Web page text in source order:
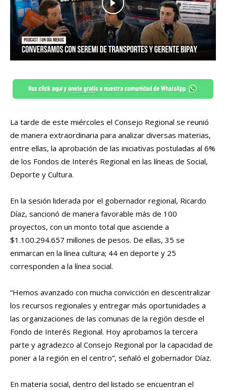
La tarde de este miércoles el Consejo Regional se reunió
de manera extraordinaria para analizar diversas materias,
entre ellas, la aprobación de las iniciativas postuladas al 6%
de los Fondos de Interés Regional en las líneas de Social,
Deporte y Cultura.
En la sesión liderada por el gobernador regional, Ricardo
Díaz, sancionó de manera favorable más de 100
proyectos, con un monto total que asciende a
$1.100.294.657 millones de pesos. De ellas, 35 se
enmarcan en la línea cultura; 44 en deporte y 25
corresponden a la línea social.
“Hemos avanzado con mucha convicción en descentralizar
los recursos regionales y entregar más oportunidades a
las organizaciones de las comunas de la región desde el
Fondo de Interés Regional. Hoy aprobamos la tercera
parte y agradezco al Consejo Regional por la capacidad de
poner a la región en el centro”, señaló el gobernador Díaz.
En materia social, dentro del listado se encuentran el